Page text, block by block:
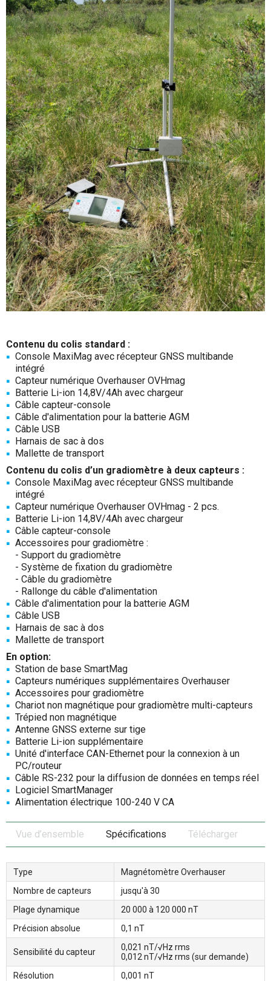
Contenu du colis standard :
Console MaxiMag avec récepteur GNSS multibande
intégré
Capteur numérique Overhauser OVHmag
Batterie Li-ion 14,8V/4Ah avec chargeur
Câble capteur-console
Câble d'alimentation pour la batterie AGM
Câble USB
Harnais de sac à dos
Mallette de transport
Contenu du colis d’un gradiomètre à deux capteurs :
Console MaxiMag avec récepteur GNSS multibande
intégré
Capteur numérique Overhauser OVHmag - 2 pcs.
Batterie Li-ion 14,8V/4Ah avec chargeur
Câble capteur-console
Accessoires pour gradiomètre :
- Support du gradiomètre
- Système de fixation du gradiomètre
- Câble du gradiomètre
- Rallonge du câble d'alimentation
Câble d'alimentation pour la batterie AGM
Câble USB
Harnais de sac à dos
Mallette de transport
En option:
Station de base SmartMag
Capteurs numériques supplémentaires Overhauser
Accessoires pour gradiomètre
Chariot non magnétique pour gradiomètre multi-capteurs
Trépied non magnétique
Antenne GNSS externe sur tige
Batterie Li-ion supplémentaire
Unité d'interface CAN-Ethernet pour la connexion à un
PC/routeur
Câble RS-232 pour la diffusion de données en temps réel
Logiciel SmartManager
Alimentation électrique 100-240 V CA
Vue d’ensemble Spécifications Télécharger
Type
Magnétomètre Overhauser
Nombre de capteurs
jusqu'à 30
Plage dynamique
20 000 à 120 000 nT
Précision absolue
0,1 nT
Sensibilité du capteur
0,021 nT/√Hz rms
0,012 nT/√Hz rms (sur demande)
Résolution
0,001 nT